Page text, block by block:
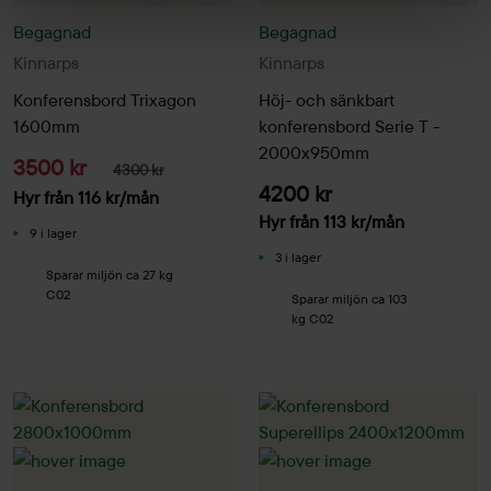
Kinnarps
Begagnad
Konferensbord Trixagon
1600mm
3500 kr 4300 kr
Hyr från 116 kr/mån
9 i lager
Sparar miljön ca 27 kg
C02
Kinnarps
Begagnad
Höj- och sänkbart
konferensbord Serie T -
2000x950mm
4200 kr
Hyr från 113 kr/mån
3 i lager
Sparar miljön ca 103
kg C02